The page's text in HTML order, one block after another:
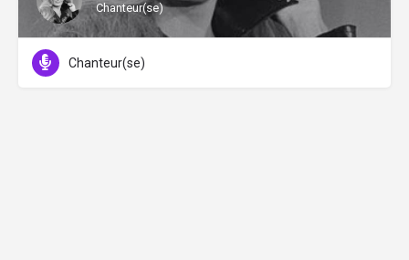
Chanteur(se)
Chanteur(se)